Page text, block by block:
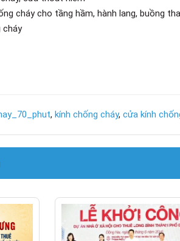
cháy cho tầng hầm, hành lang, buồng
cháy
, kính chống cháy, cửa kính